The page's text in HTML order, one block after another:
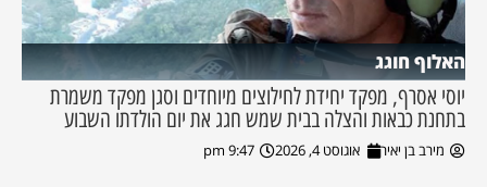
האלוף חוגג
יוסי אסרף, מפקד יחידת לחילוצים מיוחדים וסגן מפקד משמרת
בתחנת כבאות והצלה בבית שמש חגג את יום הולדתו השבוע
מירב בן יאיר אוגוסט 4, 2026 9:47 pm